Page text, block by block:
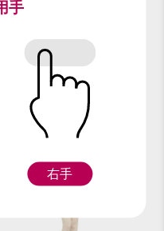
門市價 $390
手
右手